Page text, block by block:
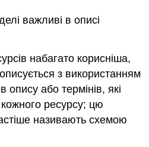
важливі в описі
набагато корисніша,
з використанням
опису або термінів, які
ресурсу; цю
називають схемою